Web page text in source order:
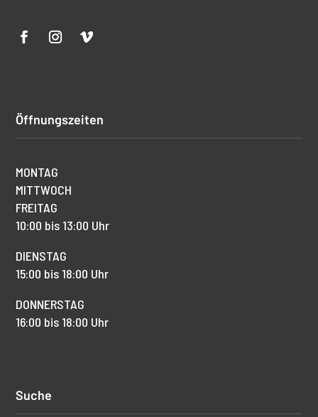
Öffnungszeiten
MONTAG
MITTWOCH
FREITAG
10:00 bis 13:00 Uhr
DIENSTAG
15:00 bis 18:00 Uhr
DONNERSTAG
16:00 bis 18:00 Uhr
Suche